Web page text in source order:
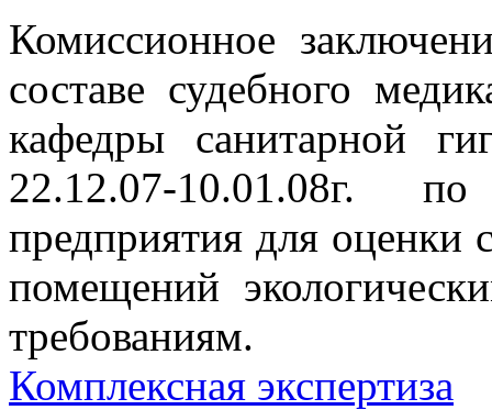
Комиссионное
составе судебного
кафедры санитарной
22.12.07-10.01.08г. по
предприятия для оценки
помещений
требованиям.
Комплексная экспертиза